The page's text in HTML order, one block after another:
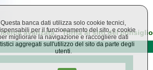
avanzata Torna al sito del consiglio
Questa banca dati utilizza solo cookie tecnici,
per il funzionamento del sito, e cookie
migliorare la navigazione e raccogliere dati
aggregati sull'utilizzo del sito da parte degli
utenti.